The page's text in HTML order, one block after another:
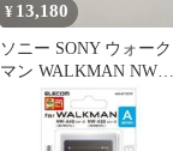
¥ 13,180
ソニー SONY ウォーク
マン WALKMAN NW-
A45 16GB グレイッシ
ュブラック ハイレゾ対
応 Bluetooth microSD